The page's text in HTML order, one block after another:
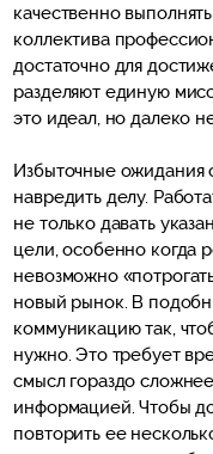
качественно
коллектива
достаточно для
разделяют единую
это идеал, но далеко
Избыточные ожидания
навредить делу.
не только давать
цели, особенно когда
невозможно
новый рынок. В
коммуникацию так,
нужно. Это требует
смысл гораздо
информацией. Чтобы
повторить ее